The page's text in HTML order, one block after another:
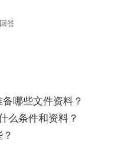
答
哪些文件资料？
么条件和资料？